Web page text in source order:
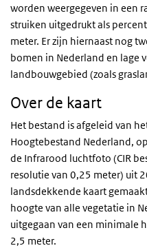
worden weergegeven in een
struiken uitgedrukt als
meter. Er zijn hiernaast nog
bomen in Nederland en lage
landbouwgebied (zoals
Over de kaart
Het bestand is afgeleid van
Hoogtebestand Nederland,
de Infrarood luchtfoto (CIR
resolutie van 0,25 meter) uit
landsdekkende kaart
hoogte van alle vegetatie in
uitgegaan van een minimale
2,5 meter.